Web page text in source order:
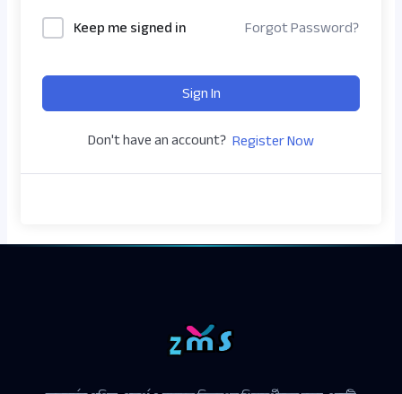
Keep me signed in Forgot Password?
Sign In
Don't have an account? Register Now